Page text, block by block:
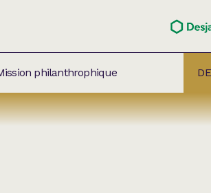
philanthrophique